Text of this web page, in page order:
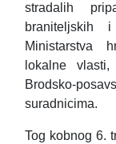
stradalih
braniteljskih
Ministarstva
lokalne
Brodsko-
suradnicima.
Tog kobnog 6.